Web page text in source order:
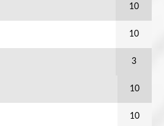
10
10
3
10
10